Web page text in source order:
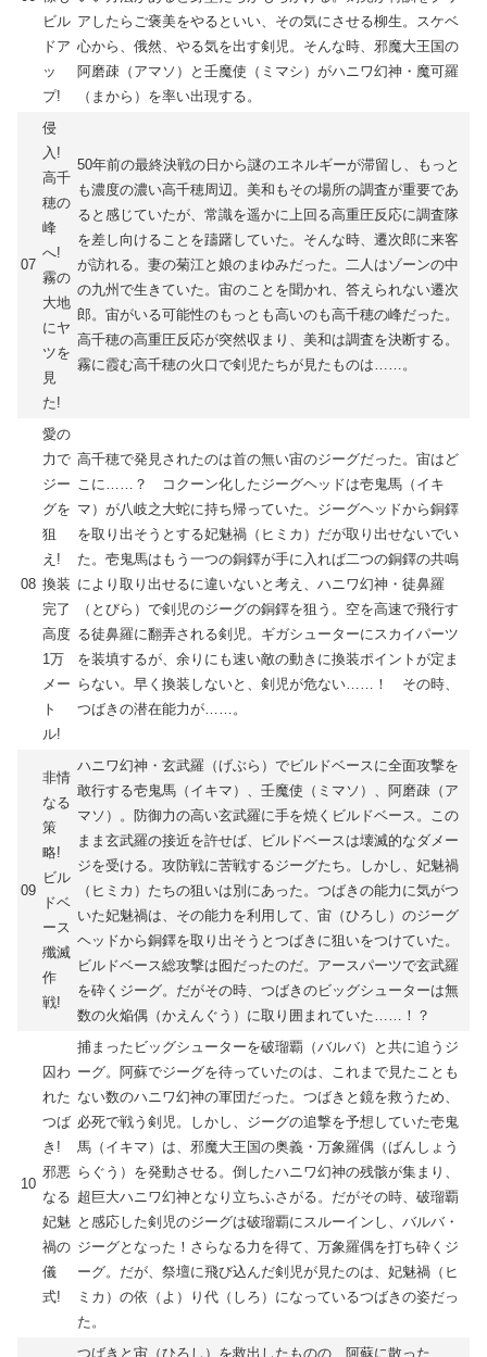
ビル
ドア
ッ
プ!
アしたらご褒美をやるといい、その気にさせる柳生。スケベ
心から、俄然、やる気を出す剣児。そんな時、邪魔大王国の
阿磨疎（アマソ）と壬魔使（ミマシ）がハニワ幻神・魔可羅
（まから）を率い出現する。
07
侵
入!
高千
穂の
峰
へ!
霧の
大地
にヤ
ツを
見
た!
50年前の最終決戦の日から謎のエネルギーが滞留し、もっと
も濃度の濃い高千穂周辺。美和もその場所の調査が重要であ
ると感じていたが、常識を遥かに上回る高重圧反応に調査隊
を差し向けることを躊躇していた。そんな時、遷次郎に来客
が訪れる。妻の菊江と娘のまゆみだった。二人はゾーンの中
の九州で生きていた。宙のことを聞かれ、答えられない遷次
郎。宙がいる可能性のもっとも高いのも高千穂の峰だった。
高千穂の高重圧反応が突然収まり、美和は調査を決断する。
霧に霞む高千穂の火口で剣児たちが見たものは……。
08
愛の
力で
ジー
グを
狙
え!
換装
完了
高度
1万
メー
ト
ル!
高千穂で発見されたのは首の無い宙のジーグだった。宙はど
こに……？ コクーン化したジーグヘッドは壱鬼馬（イキ
マ）が八岐之大蛇に持ち帰っていた。ジーグヘッドから銅鐸
を取り出そうとする妃魅禍（ヒミカ）だが取り出せないでい
た。壱鬼馬はもう一つの銅鐸が手に入れば二つの銅鐸の共鳴
により取り出せるに違いないと考え、ハニワ幻神・徒鼻羅
（とびら）で剣児のジーグの銅鐸を狙う。空を高速で飛行す
る徒鼻羅に翻弄される剣児。ギガシューターにスカイパーツ
を装填するが、余りにも速い敵の動きに換装ポイントが定ま
らない。早く換装しないと、剣児が危ない……！ その時、
つばきの潜在能力が……。
09
非情
なる
策
略!
ビル
ドベ
ース
殲滅
作
戦!
ハニワ幻神・玄武羅（げぶら）でビルドベースに全面攻撃を
敢行する壱鬼馬（イキマ）、壬魔使（ミマソ）、阿磨疎（ア
マソ）。防御力の高い玄武羅に手を焼くビルドベース。この
まま玄武羅の接近を許せば、ビルドベースは壊滅的なダメー
ジを受ける。攻防戦に苦戦するジーグたち。しかし、妃魅禍
（ヒミカ）たちの狙いは別にあった。つばきの能力に気がつ
いた妃魅禍は、その能力を利用して、宙（ひろし）のジーグ
ヘッドから銅鐸を取り出そうとつばきに狙いをつけていた。
ビルドベース総攻撃は囮だったのだ。アースパーツで玄武羅
を砕くジーグ。だがその時、つばきのビッグシューターは無
数の火焔偶（かえんぐう）に取り囲まれていた……！？
10
囚わ
れた
つば
き!
邪悪
なる
妃魅
禍の
儀
式!
捕まったビッグシューターを破瑠覇（バルバ）と共に追うジ
ーグ。阿蘇でジーグを待っていたのは、これまで見たことも
ない数のハニワ幻神の軍団だった。つばきと鏡を救うため、
必死で戦う剣児。しかし、ジーグの追撃を予想していた壱鬼
馬（イキマ）は、邪魔大王国の奥義・万象羅偶（ばんしょう
らぐう）を発動させる。倒したハニワ幻神の残骸が集まり、
超巨大ハニワ幻神となり立ちふさがる。だがその時、破瑠覇
と感応した剣児のジーグは破瑠覇にスルーインし、バルバ・
ジーグとなった！さらなる力を得て、万象羅偶を打ち砕くジ
ーグ。だが、祭壇に飛び込んだ剣児が見たのは、妃魅禍（ヒ
ミカ）の依（よ）り代（しろ）になっているつばきの姿だっ
た。
つばきと宙（ひろし）を救出したものの、阿蘇に散った